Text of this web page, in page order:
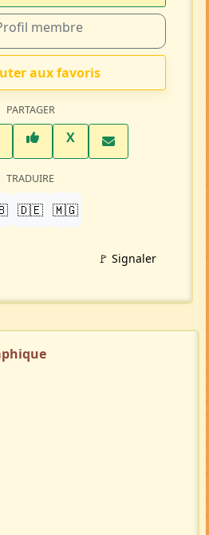
membre
aux favoris
PARTAGER
Facebook
XTwitter X
TRADUIRE
🇩🇪 🇲🇬
🚩 Signaler